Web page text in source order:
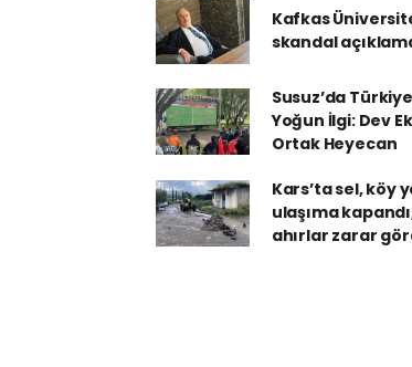
Kafkas
skandal
Susuz’da
Yoğun İlgi: Dev
Ortak Heyecan
Kars’ta sel, köy
ulaşıma
ahırlar zarar